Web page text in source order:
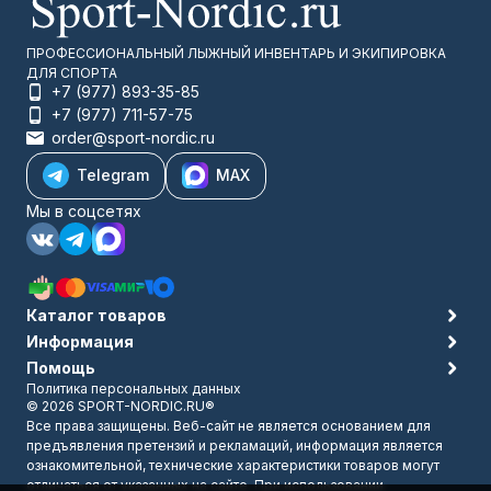
ПРОФЕССИОНАЛЬНЫЙ ЛЫЖНЫЙ ИНВЕНТАРЬ И ЭКИПИРОВКА
ДЛЯ СПОРТА
+7 (977) 893-35-85
+7 (977) 711-57-75
order@sport-nordic.ru
Telegram
MAX
Мы в соцсетях
Каталог товаров
Информация
Помощь
Политика персональных данных
© 2026 SPORT-NORDIC.RU®
Все права защищены. Веб-сайт не является основанием для
предъявления претензий и рекламаций, информация является
ознакомительной, технические характеристики товаров могут
отличаться от указанных на сайте. При использовании